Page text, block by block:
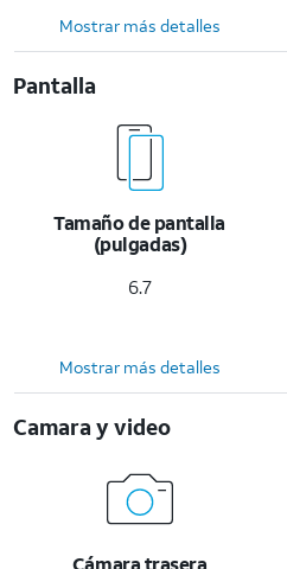
Mostrar más detalles
Pantalla
Tamaño de pantalla
(pulgadas)
6.7
Mostrar más detalles
Camara y video
Cámara trasera